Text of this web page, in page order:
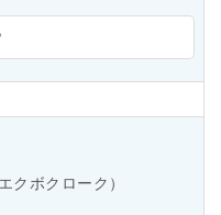
クボクローク）